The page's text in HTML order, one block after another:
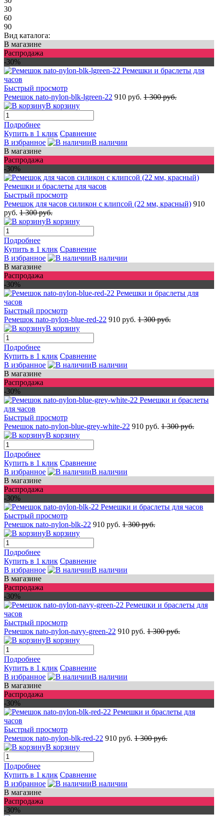
30
60
90
Вид каталога:
В магазине
Распродажа
-30%
Быстрый просмотр
Ремешок nato-nylon-blk-lgreen-22 910 руб. 1 300 руб.
В корзину
Подробнее
Купить в 1 клик Сравнение
В избранное
В наличии
В магазине
Распродажа
-30%
Быстрый просмотр
Ремешок для часов силикон с клипсой (22 мм, красный) 910
руб. 1 300 руб.
В корзину
Подробнее
Купить в 1 клик Сравнение
В избранное
В наличии
В магазине
Распродажа
-30%
Быстрый просмотр
Ремешок nato-nylon-blue-red-22 910 руб. 1 300 руб.
В корзину
Подробнее
Купить в 1 клик Сравнение
В избранное
В наличии
В магазине
Распродажа
-30%
Быстрый просмотр
Ремешок nato-nylon-blue-grey-white-22 910 руб. 1 300 руб.
В корзину
Подробнее
Купить в 1 клик Сравнение
В избранное
В наличии
В магазине
Распродажа
-30%
Быстрый просмотр
Ремешок nato-nylon-blk-22 910 руб. 1 300 руб.
В корзину
Подробнее
Купить в 1 клик Сравнение
В избранное
В наличии
В магазине
Распродажа
-30%
Быстрый просмотр
Ремешок nato-nylon-navy-green-22 910 руб. 1 300 руб.
В корзину
Подробнее
Купить в 1 клик Сравнение
В избранное
В наличии
В магазине
Распродажа
-30%
Быстрый просмотр
Ремешок nato-nylon-blk-red-22 910 руб. 1 300 руб.
В корзину
Подробнее
Купить в 1 клик Сравнение
В избранное
В наличии
В магазине
Распродажа
-30%